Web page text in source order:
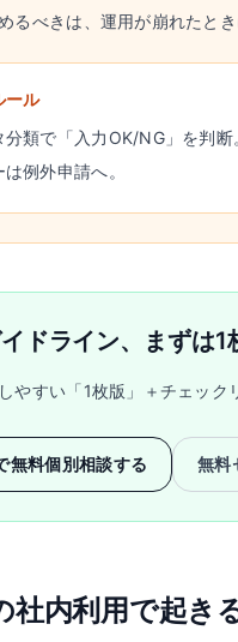
るべきは、運用が崩れたと
ール
分類で「入力OK/NG」を判断
例外申請へ。
ドライン、まずは1
やすい「1枚版」＋チェック
無料個別相談する 無料
社内利用で起き